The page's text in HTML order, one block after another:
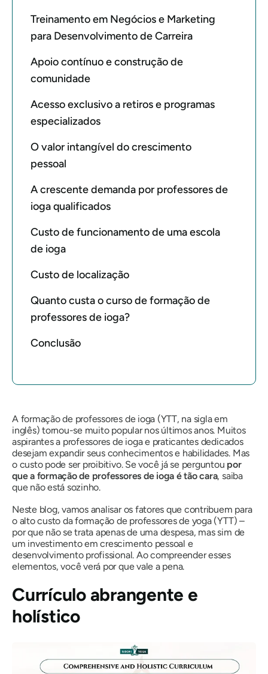
Treinamento em Negócios e Marketing
para Desenvolvimento de Carreira
Apoio contínuo e construção de
comunidade
Acesso exclusivo a retiros e programas
especializados
O valor intangível do crescimento
pessoal
A crescente demanda por professores de
ioga qualificados
Custo de funcionamento de uma escola
de ioga
Custo de localização
Quanto custa o curso de formação de
professores de ioga?
Conclusão
A formação de professores de ioga (YTT, na sigla em
inglês) tornou-se muito popular nos últimos anos. Muitos
aspirantes a professores de ioga e praticantes dedicados
desejam expandir seus conhecimentos e habilidades. Mas
o custo pode ser proibitivo. Se você já se perguntou por
que a formação de professores de ioga é tão cara, saiba
que não está sozinho.
Neste blog, vamos analisar os fatores que contribuem para
o alto custo da formação de professores de yoga (YTT) –
por que não se trata apenas de uma despesa, mas sim de
um investimento em crescimento pessoal e
desenvolvimento profissional. Ao compreender esses
elementos, você verá por que vale a pena.
Currículo abrangente e
holístico